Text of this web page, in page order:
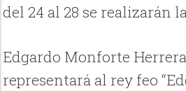
del 24 al 28 se realizarán
Edgardo Monforte
representará al rey feo